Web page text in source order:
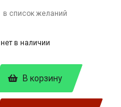
нет в наличии
В корзину